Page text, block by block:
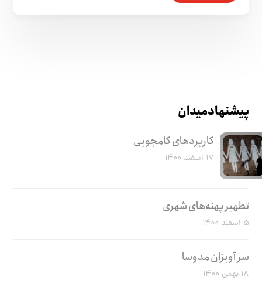
پیشنهاد میدان
کاربرد‌های کامجویی
۱۷ اسفند ۱۴۰۰
تطهیر پهنه‌های شهری
۵ اسفند ۱۴۰۰
سر آویزان مدوسا
۱۸ بهمن ۱۴۰۰